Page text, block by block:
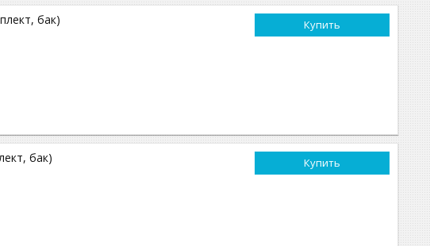
Купить
бак)
Купить
бак)